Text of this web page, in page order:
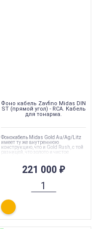
Фоно кабель Zavfino Midas DIN
ST (прямой угол) - RCA. Кабель
для тонарма.
Фонокабель Midas Gold Au/Ag/Litz
имеет ту же внутреннюю
конструкцию, что и Gold Rush, с той
разницей, что золото и чистое
конструкции «литц». «Литц»
улучшает звучание в
делает его более захватывающим,
классической музыки.
221 000₽